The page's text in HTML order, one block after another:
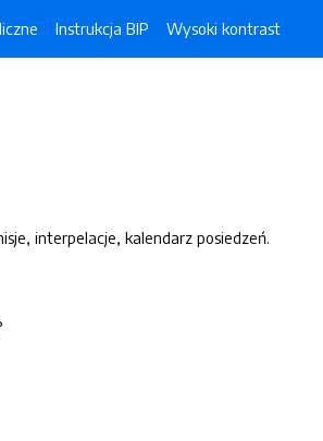
Instrukcja BIP Wysoki kontrast
interpelacje, kalendarz posiedzeń.